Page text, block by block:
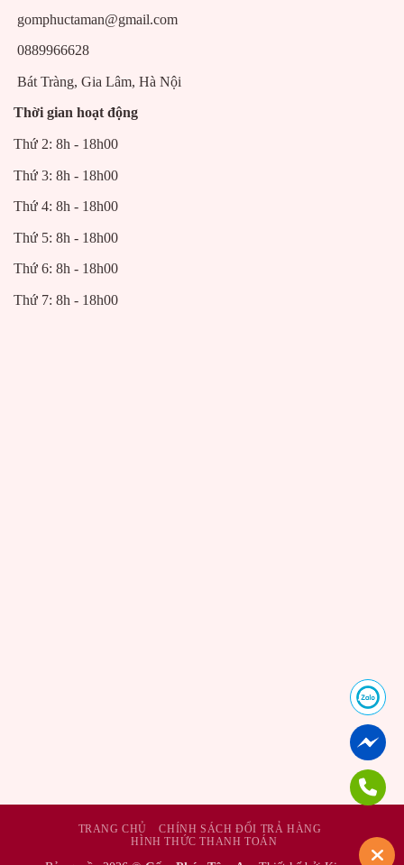
gomphuctaman@gmail.com
0889966628
Bát Tràng, Gia Lâm, Hà Nội
Thời gian hoạt động
Thứ 2: 8h - 18h00
Thứ 3: 8h - 18h00
Thứ 4: 8h - 18h00
Thứ 5: 8h - 18h00
Thứ 6: 8h - 18h00
Thứ 7: 8h - 18h00
TRANG CHỦ
CHÍNH SÁCH ĐỔI TRẢ HÀNG
HÌNH THỨC THANH TOÁN